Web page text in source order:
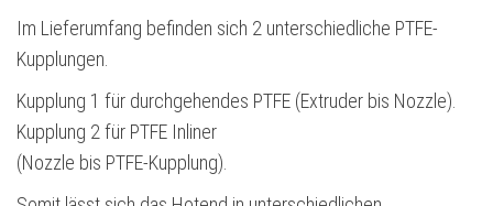
Im Lieferumfang befinden sich 2 unterschiedliche PTFE-
Kupplungen.
Kupplung 1 für durchgehendes PTFE (Extruder bis Nozzle)
Kupplung 2 für PTFE Inliner
(Nozzle bis PTFE-Kupplung)